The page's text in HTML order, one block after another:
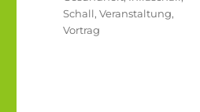
Schall,Veranstaltung,
Vortrag